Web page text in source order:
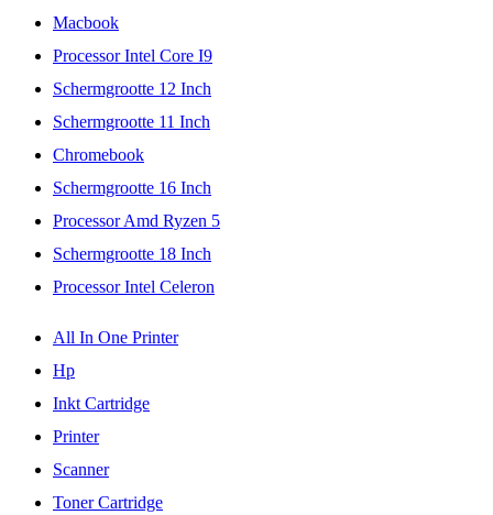
Macbook
Processor Intel Core I9
Schermgrootte 12 Inch
Schermgrootte 11 Inch
Chromebook
Schermgrootte 16 Inch
Processor Amd Ryzen 5
Schermgrootte 18 Inch
Processor Intel Celeron
All In One Printer
Hp
Inkt Cartridge
Printer
Scanner
Toner Cartridge